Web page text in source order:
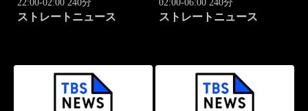
22:00-02:00 240分
ストレートニュース
02:00-06:00 240分
ストレートニュース